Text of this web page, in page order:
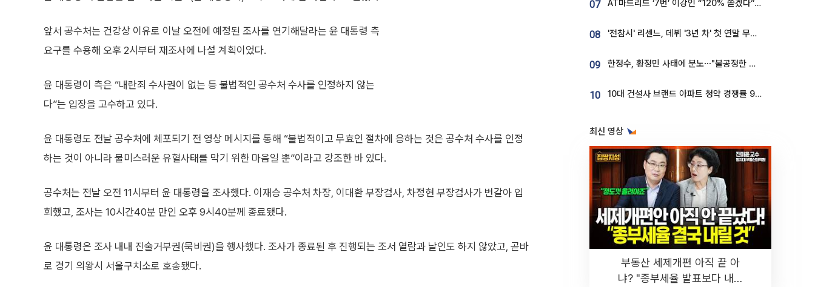
앞서 공수처는 건강상 이유로 이날 오전에 예정된 조사를 연기해달라는 윤 대통령 측
요구를 수용해 오후 2시부터 재조사에 나설 계획이었다.
윤 대통령이 측은 “내란죄 수사권이 없는 등 불법적인 공수처 수사를 인정하지 않는
다”는 입장을 고수하고 있다.
윤 대통령도 전날 공수처에 체포되기 전 영상 메시지를 통해 “불법적이고 무효인 절차에 응하는 것은 공수처 수사를 인정
하는 것이 아니라 불미스러운 유혈사태를 막기 위한 마음일 뿐”이라고 강조한 바 있다.
공수처는 전날 오전 11시부터 윤 대통령을 조사했다. 이재승 공수처 차장, 이대환 부장검사, 차정현 부장검사가 번갈아 입
회했고, 조사는 10시간40분 만인 오후 9시40분께 종료됐다.
윤 대통령은 조사 내내 진술거부권(묵비권)을 행사했다. 조사가 종료된 후 진행되는 조서 열람과 날인도 하지 않았고, 곧바
로 경기 의왕시 서울구치소로 호송됐다.
07 AT마드리드 ‘7번’ 이강인 “120% 쏟겠다”⋯시메오네 감독 “필요한 선수”
08 '전참시' 리센느, 데뷔 '3년 차' 첫 연말 무대 오른다⋯"그동안 섭외 안 와"
09 한정수, 황정민 사태에 분노⋯"불공정한 게임, 폭로자도 오픈 하라"
10 10대 건설사 브랜드 아파트 청약 경쟁률 9.85대 1…일반 단지의 4배
최신 영상
부동산 세제개편 아직 끝 아
냐? "종부세율 발표보다 내릴